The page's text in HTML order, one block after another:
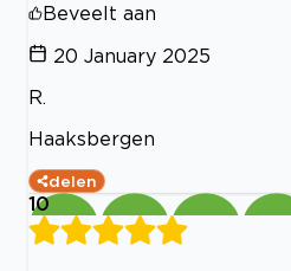
Beveelt aan
20 January 2025
R.
Haaksbergen
delen
10